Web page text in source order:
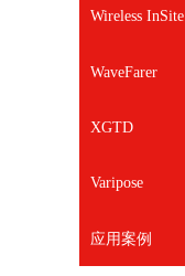
Wireless InSite
WaveFarer
XGTD
Varipose
应用案例